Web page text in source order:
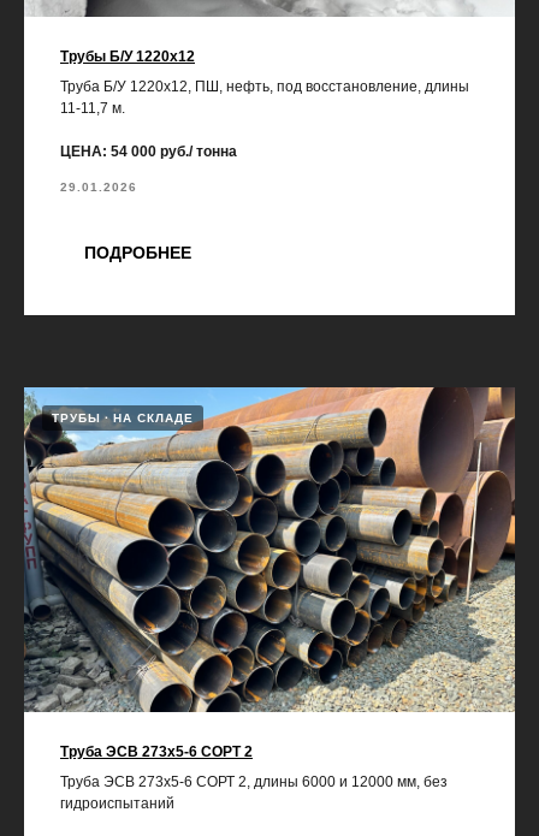
Трубы Б/У 1220х12
Труба Б/У 1220х12, ПШ, нефть, под восстановление, длины
11-11,7 м.
ЦЕНА: 54 000 руб./ тонна
29.01.2026
ПОДРОБНЕЕ
ТРУБЫ НА СКЛАДЕ
Труба ЭСВ 273х5-6 СОРТ 2
Труба ЭСВ 273х5-6 СОРТ 2, длины 6000 и 12000 мм, без
гидроиспытаний